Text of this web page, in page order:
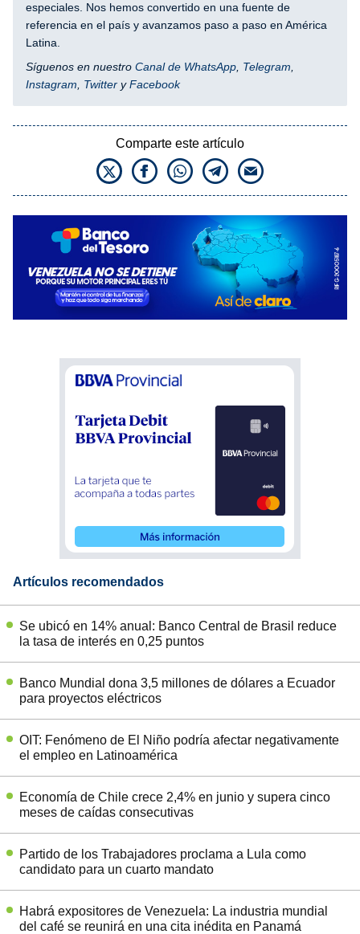
especiales. Nos hemos convertido en una fuente de
referencia en el país y avanzamos paso a paso en América
Latina.
Síguenos en nuestro Canal de WhatsApp Telegram
Instagram
Twitter yFacebook
Comparte este artículo
Artículos recomendados
Se ubicó en 14% anual: Banco Central de Brasil reduce
la tasa de interés en 0,25 puntos
Banco Mundial dona 3,5 millones de dólares a Ecuador
para proyectos eléctricos
OIT: Fenómeno de El Niño podría afectar negativamente
el empleo en Latinoamérica
Economía de Chile crece 2,4% en junio y supera cinco
meses de caídas consecutivas
Partido de los Trabajadores proclama a Lula como
candidato para un cuarto mandato
Habrá expositores de Venezuela: La industria mundial
del café se reunirá en una cita inédita en Panamá